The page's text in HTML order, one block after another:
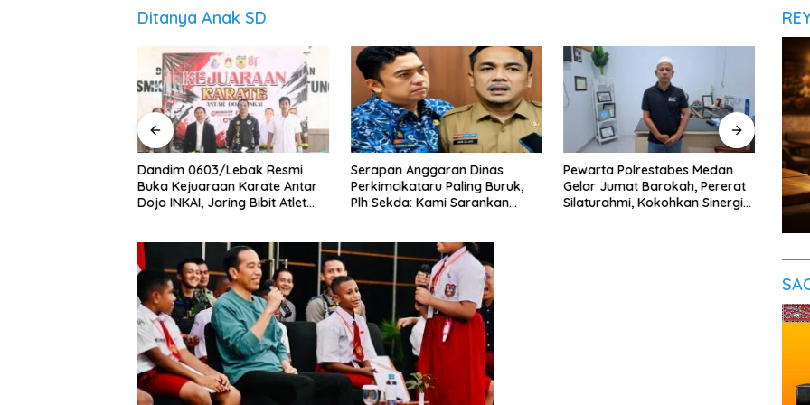
Ditanya Anak SD
Dandim 0603/Lebak Resmi
Buka Kejuaraan Karate Antar
Dojo INKAI, Jaring Bibit Atlet
Serapan Anggaran Dinas
Perkimcikataru Paling Buruk,
Plh Sekda: Kami Sarankan
Pewarta Polrestabes Medan
Gelar Jumat Barokah, Pererat
Silaturahmi, Kokohkan Sinergi
dan